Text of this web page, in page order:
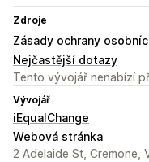
Zdroje
Zásady ochrany
Nejčastější dotazy
Tento vývojář nenabízí
Vývojář
iEqualChange
Webová stránka
2 Adelaide St, Cremone,